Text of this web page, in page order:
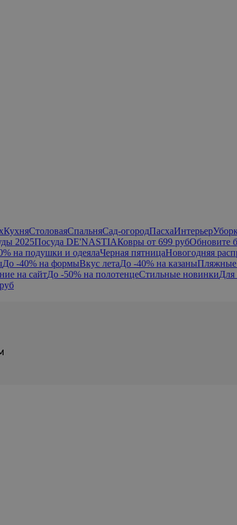
КухняСтоловаяСпальняСад-огородПасхаИнтерьер
2025Посуда DE'NASTIAКовры от 699 рубОбновите
на подушки и одеялаЧерная пятницаНовогодняя
До -40% на формыВкус летаДо -40% на казаныПляжные
на сайтДо -50% на полотенцеСтильные новинкиДля